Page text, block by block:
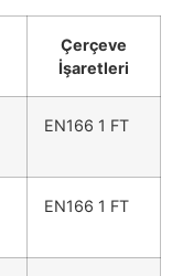
Çerçeve
İşaretleri
EN166 1 FT
EN166 1 FT